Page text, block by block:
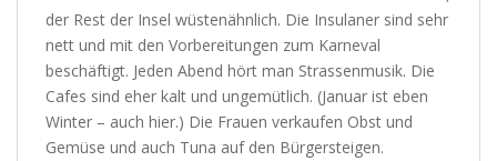
der Rest der Insel wüstenähnlich. Die Insulaner sind sehr
nett und mit den Vorbereitungen zum Karneval
beschäftigt. Jeden Abend hört man Strassenmusik. Die
Cafes sind eher kalt und ungemütlich. (Januar ist eben
Winter – auch hier.) Die Frauen verkaufen Obst und
Gemüse und auch Tuna auf den Bürgersteigen.